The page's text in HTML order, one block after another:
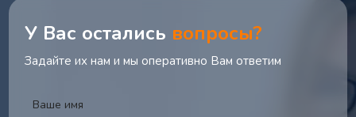
У Вас остались вопросы?
Задайте их нам и мы оперативно Вам ответим